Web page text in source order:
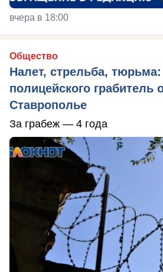
вчера в 18:00
Общество
Налет, стрельба,
полицейского грабитель
Ставрополье
За грабеж — 4 года